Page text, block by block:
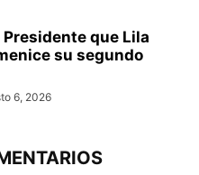
Presidente que Lila
su segundo
6, 2026